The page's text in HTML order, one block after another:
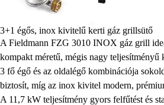
3+1 égős, inox kivitelű kerti gáz grillsütő
A Fieldmann FZG 3010 INOX gáz grill
kompakt méretű, mégis nagy teljesítményű
3 fő égő és az oldalégő kombinációja
biztosít, míg az inox kivitel modern,
A 11,7 kW teljesítmény gyors felfűtést és